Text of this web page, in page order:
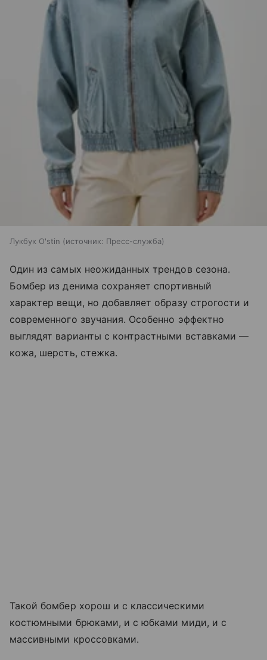
Лукбук O'stin источник: Пресс-служба
Один из самых неожиданных трендов сезона.
Бомбер из денима сохраняет спортивный
характер вещи, но добавляет образу строгости и
современного звучания. Особенно эффектно
выглядят варианты с контрастными вставками —
кожа, шерсть, стежка.
Такой бомбер хорош и с классическими
костюмными брюками, и с юбками миди, и с
массивными кроссовками.